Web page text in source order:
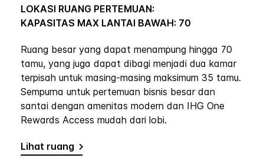
LOKASI RUANG PERTEMUAN:
KAPASITAS MAX LANTAI BAWAH: 70
Ruang besar yang dapat menampung hingga 70
tamu, yang juga dapat dibagi menjadi dua kamar
terpisah untuk masing-masing maksimum 35 tamu.
Sempurna untuk pertemuan bisnis besar dan
santai dengan amenitas modern dan IHG One
Rewards Access mudah dari lobi.
Lihat ruang